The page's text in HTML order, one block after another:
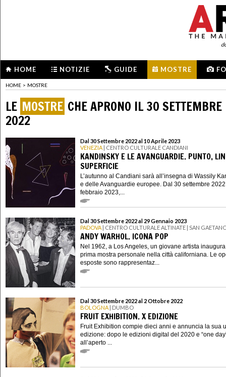
HOME NOTIZIE GUIDE MOSTRE
HOME > MOSTRE
LE MOSTRE CHE APRONO IL 30 SETTEMBRE
2022
Dal 30 Settembre 2022 al 10 Aprile 2023
VENEZIA | CENTRO CULTURALE CANDIANI
KANDINSKY E LE AVANGUARDIE. PUNTO,
SUPERFICIE
L’autunno al Candiani sarà all’insegna di Wassily
e delle Avanguardie europee. Dal 30 settembre
febbraio 2023,...
Dal 30 Settembre 2022 al 29 Gennaio 2023
PADOVA | CENTRO CULTURALE ALTINATE | SAN
ANDY WARHOL. ICONA POP
Nel 1962, a Los Angeles, un giovane artista
prima mostra personale nella città californiana. Le
esposte sono rappresentaz...
Dal 30 Settembre 2022 al 2 Ottobre 2022
BOLOGNA | DUMBO
FRUIT EXHIBITION. X EDIZIONE
Fruit Exhibition compie dieci anni e annuncia la sua
edizione: dopo le edizioni digital del 2020 e “one
all’aperto ...